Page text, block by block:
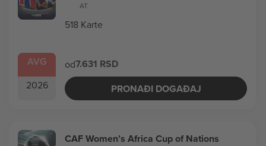
AVG
2026
AT
518 Karte
od7.631 RSD
PRONAĐI DOGAĐAJ
CAF Women’s Africa Cup of Nations